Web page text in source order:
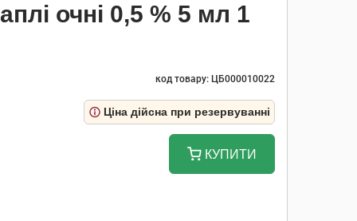
очні 0,5 % 5 мл 1
код товару: ЦБ000010022
Ціна дійсна при резервуванні
КУПИТИ